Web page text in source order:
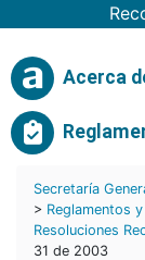
Acerca
Secretaría
> Reglamentos
Resoluciones
31 de 2003